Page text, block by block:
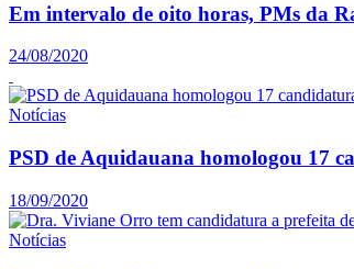
Em intervalo de oito horas, PMs da
24/08/2020
Notícias
PSD de Aquidauana homologou 17
18/09/2020
Notícias